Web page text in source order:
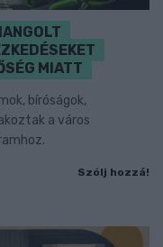
MIATT
bíróságok,
a város
Szólj hozzá!